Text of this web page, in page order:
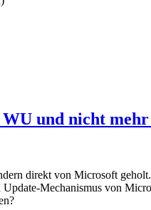
und nicht
direkt von Microsoft
Mechanismus von